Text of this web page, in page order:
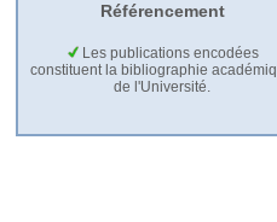
Référencement
Les publications encodées
constituent la bibliographie
de l'Université.